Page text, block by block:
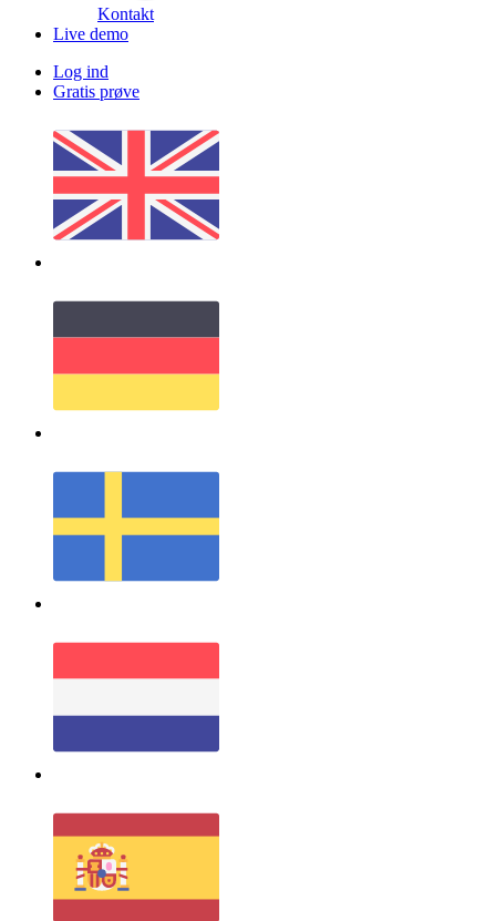
Kontakt
Live demo
Log ind
Gratis prøve